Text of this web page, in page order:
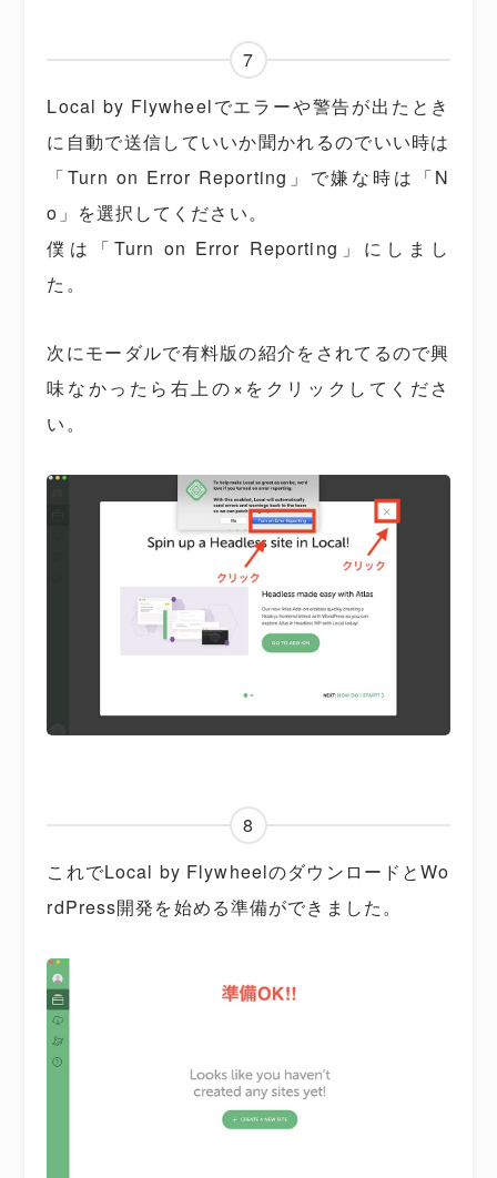
7
Local by Flywheelでエラーや警告が出たとき
に自動で送信していいか聞かれるのでいい時は
「Turn on Error Reporting」で嫌な時は「N
o」を選択してください。
僕は「Turn on Error Reporting」にしまし
た。
次にモーダルで有料版の紹介をされてるので興
味なかったら右上の×をクリックしてくださ
い。
8
これでLocal by FlywheelのダウンロードとWo
rdPress開発を始める準備ができました。